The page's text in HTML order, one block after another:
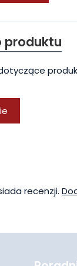
produktu
recenzji.